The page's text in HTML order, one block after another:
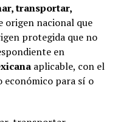
transportar,
origen nacional que
protegida que no
en
aplicable, con el
para sí o